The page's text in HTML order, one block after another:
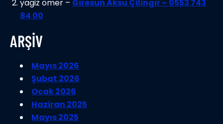
yagiz ömer – Giresun Aksu Çilingir – 0553 743
84 00
ARŞİV
Mayıs 2026
Şubat 2026
Ocak 2026
Haziran 2025
Mayıs 2025